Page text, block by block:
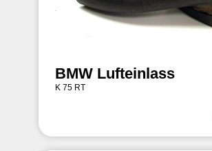
BMW Lufteinlass
K 75 RT